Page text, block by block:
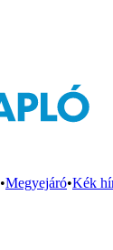
•Megyejáró•Kék